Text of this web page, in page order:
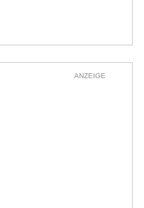
ANZEIGE